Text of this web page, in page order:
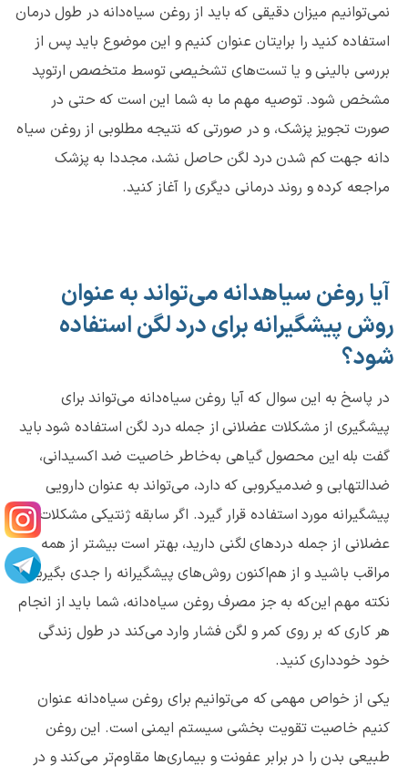
نمی‌توانیم میزان دقیقی که باید از روغن سیاه‌دانه در طول درمان
استفاده کنید را برایتان عنوان کنیم و این موضوع باید پس از
بررسی بالینی و یا تست‌های تشخیصی توسط متخصص ارتوپد
مشخص شود. توصیه مهم ما به شما این است که حتی در
صورت تجویز پزشک، و در صورتی که نتیجه مطلوبی از روغن سیاه
دانه جهت کم شدن درد لگن حاصل نشد، مجددا به پزشک
مراجعه کرده و روند درمانی دیگری را آغاز کنید.
آیا روغن سیاهدانه می‌تواند به عنوان
روش پیشگیرانه برای درد لگن استفاده
شود؟
در پاسخ به این سوال که آیا روغن سیاه‌دانه می‌تواند برای
پیشگیری از مشکلات عضلانی از جمله درد لگن استفاده شود باید
گفت بله این محصول گیاهی به‌خاطر خاصیت ضد اکسیدانی،
ضدالتهابی و ضدمیکروبی که دارد، می‌تواند به عنوان دارویی
پیشگیرانه مورد استفاده قرار گیرد. اگر سابقه ژنتیکی مشکلات
عضلانی از جمله دردهای لگنی دارید، بهتر است بیشتر از همه
مراقب باشید و از هم‌اکنون روش‌های پیشگیرانه را جدی بگیرید.
نکته مهم این‌که به جز مصرف روغن سیاه‌دانه، شما باید از انجام
هر کاری که بر روی کمر و لگن فشار وارد می‌کند در طول زندگی
خود خودداری کنید.
یکی از خواص مهمی که می‌توانیم برای روغن سیاه‌دانه عنوان
کنیم خاصیت تقویت بخشی سیستم ایمنی است. این روغن
طبیعی بدن را در برابر عفونت و بیماری‌ها مقاوم‌تر می‌کند و در